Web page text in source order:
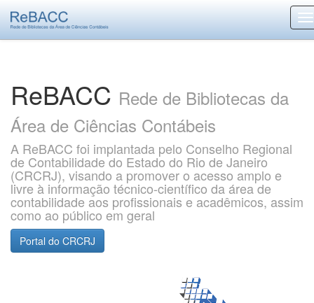
ReBACC Rede de Bibliotecas da
Área de Ciências Contábeis
A ReBACC foi implantada pelo Conselho Regional
de Contabilidade do Estado do Rio de Janeiro
(CRCRJ), visando a promover o acesso amplo e
livre à informação técnico-científico da área de
contabilidade aos profissionais e acadêmicos, assim
como ao público em geral
Portal do CRCRJ